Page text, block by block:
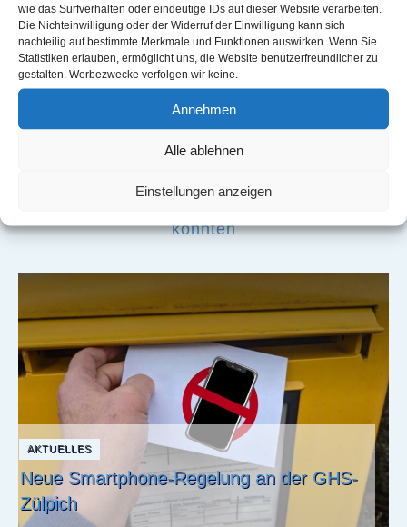
wie das Surfverhalten oder eindeutige IDs auf dieser Website verarbeiten.
Die Nichteinwilligung oder der Widerruf der Einwilligung kann sich
nachteilig auf bestimmte Merkmale und Funktionen auswirken. Wenn Sie
Statistiken erlauben, ermöglicht uns, die Website benutzerfreundlicher zu
gestalten. Werbezwecke verfolgen wir keine.
Annehmen
Alle ablehnen
Einstellungen anzeigen
vorherigen Artikel
nächsten Artikel
könnten
AKTUELLES
Neue Smartphone-Regelung an der GHS-
Zülpich